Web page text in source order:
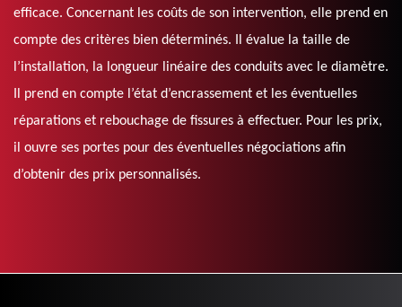
efficace. Concernant les coûts de son intervention, elle prend en
compte des critères bien déterminés. Il évalue la taille de
l’installation, la longueur linéaire des conduits avec le diamètre.
Il prend en compte l’état d’encrassement et les éventuelles
réparations et rebouchage de fissures à effectuer. Pour les prix,
il ouvre ses portes pour des éventuelles négociations afin
d’obtenir des prix personnalisés.